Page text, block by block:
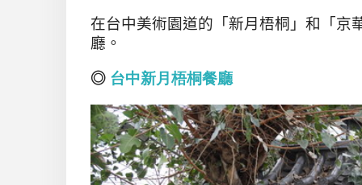
在台中美術園道的「新月梧桐」和「京
廳。
◎ 台中新月梧桐餐廳